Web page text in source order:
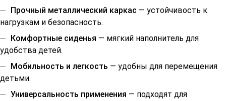
Прочный металлический каркас — устойчивость к
нагрузкам и безопасность.
Комфортные сиденья — мягкий наполнитель для
удобства детей.
Мобильность и легкость — удобны для перемещения
детьми.
Универсальность применения — подходят для